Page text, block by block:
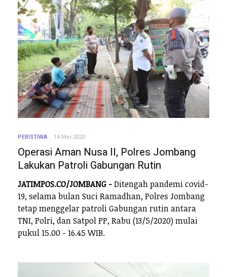
PERISTIWA 14 Mei 2020
Operasi Aman Nusa II, Polres Jombang
Lakukan Patroli Gabungan Rutin
JATIMPOS.CO/JOMBANG -Ditengah pandemi covid-
19, selama bulan Suci Ramadhan, Polres Jombang
tetap menggelar patroli Gabungan rutin antara
TNI, Polri, dan Satpol PP, Rabu (13/5/2020) mulai
pukul 15.00 - 16.45 WIB.